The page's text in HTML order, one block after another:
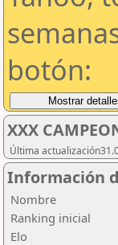
botón:
XXX
Última
Información
Nombre
Ranking inicial
Elo